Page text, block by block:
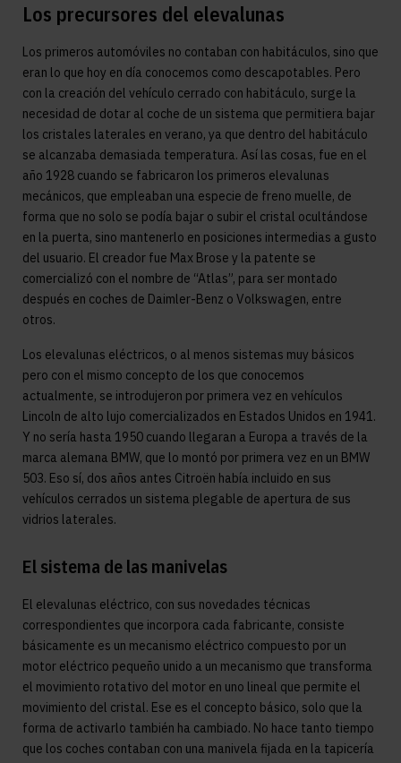
Los precursores del elevalunas
Los primeros automóviles no contaban con habitáculos, sino que
eran lo que hoy en día conocemos como descapotables. Pero
con la creación del vehículo cerrado con habitáculo, surge la
necesidad de dotar al coche de un sistema que permitiera bajar
los cristales laterales en verano, ya que dentro del habitáculo
se alcanzaba demasiada temperatura. Así las cosas, fue en el
año 1928 cuando se fabricaron los primeros elevalunas
mecánicos, que empleaban una especie de freno muelle, de
forma que no solo se podía bajar o subir el cristal ocultándose
en la puerta, sino mantenerlo en posiciones intermedias a gusto
del usuario. El creador fue Max Brose y la patente se
comercializó con el nombre de “Atlas”, para ser montado
después en coches de Daimler-Benz o Volkswagen, entre
otros.
Los elevalunas eléctricos, o al menos sistemas muy básicos
pero con el mismo concepto de los que conocemos
actualmente, se introdujeron por primera vez en vehículos
Lincoln de alto lujo comercializados en Estados Unidos en 1941.
Y no sería hasta 1950 cuando llegaran a Europa a través de la
marca alemana BMW, que lo montó por primera vez en un BMW
503. Eso sí, dos años antes Citroën había incluido en sus
vehículos cerrados un sistema plegable de apertura de sus
vidrios laterales.
El sistema de las manivelas
El elevalunas eléctrico, con sus novedades técnicas
correspondientes que incorpora cada fabricante, consiste
básicamente es un mecanismo eléctrico compuesto por un
motor eléctrico pequeño unido a un mecanismo que transforma
el movimiento rotativo del motor en uno lineal que permite el
movimiento del cristal. Ese es el concepto básico, solo que la
forma de activarlo también ha cambiado. No hace tanto tiempo
que los coches contaban con una manivela fijada en la tapicería